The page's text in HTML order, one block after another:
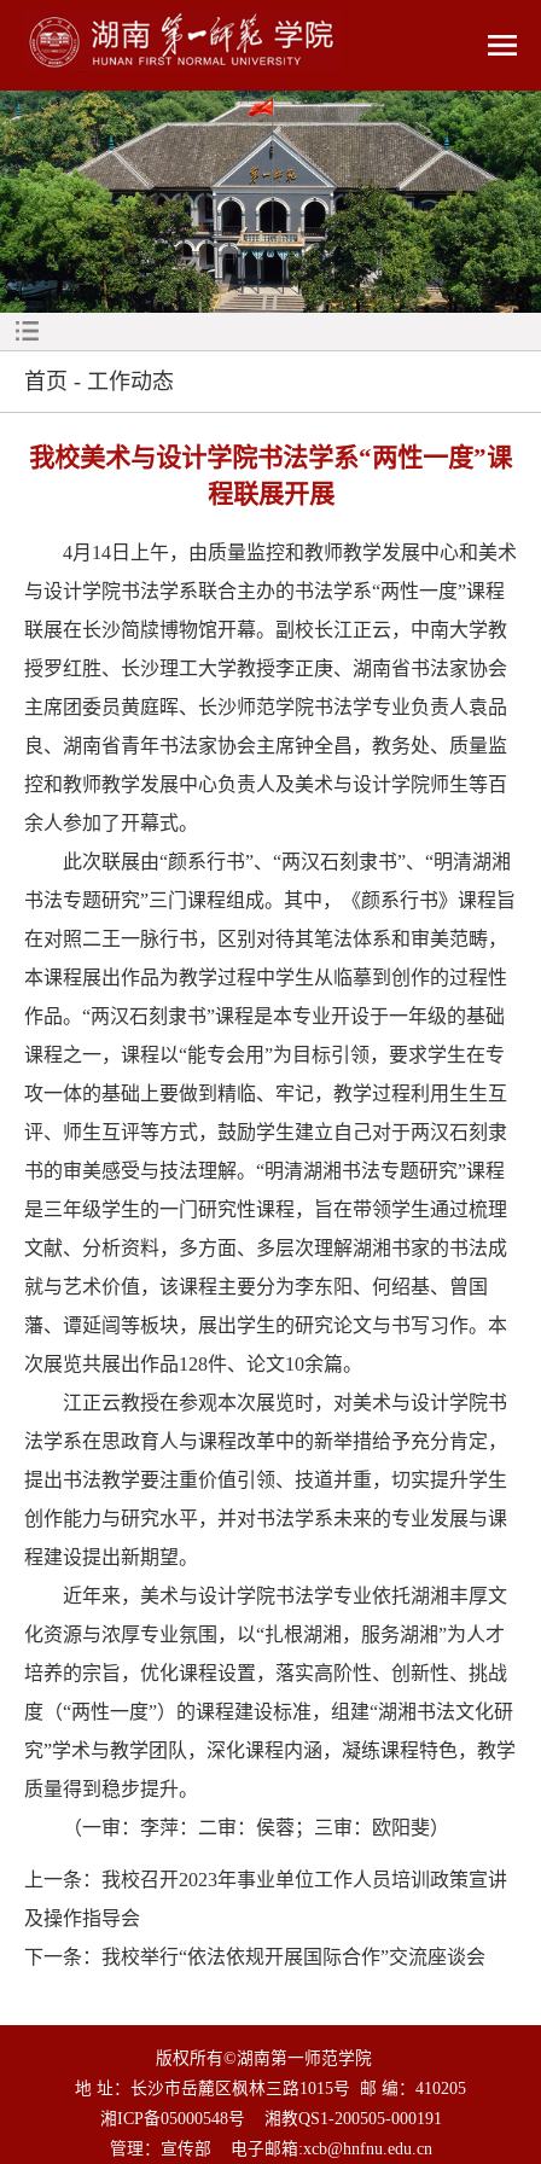
首页 - 工作动态
我校美术与设计学院书法学系“两性一度”课
程联展开展
4月14日上午，由质量监控和教师教学发展中心和美术
与设计学院书法学系联合主办的书法学系“两性一度”课程
联展在长沙简牍博物馆开幕。副校长江正云，中南大学教
授罗红胜、长沙理工大学教授李正庚、湖南省书法家协会
主席团委员黄庭晖、长沙师范学院书法学专业负责人袁品
良、湖南省青年书法家协会主席钟全昌，教务处、质量监
控和教师教学发展中心负责人及美术与设计学院师生等百
余人参加了开幕式。
此次联展由“颜系行书”、“两汉石刻隶书”、“明清湖湘
书法专题研究”三门课程组成。其中，《颜系行书》课程旨
在对照二王一脉行书，区别对待其笔法体系和审美范畴，
本课程展出作品为教学过程中学生从临摹到创作的过程性
作品。“两汉石刻隶书”课程是本专业开设于一年级的基础
课程之一，课程以“能专会用”为目标引领，要求学生在专
攻一体的基础上要做到精临、牢记，教学过程利用生生互
评、师生互评等方式，鼓励学生建立自己对于两汉石刻隶
书的审美感受与技法理解。“明清湖湘书法专题研究”课程
是三年级学生的一门研究性课程，旨在带领学生通过梳理
文献、分析资料，多方面、多层次理解湖湘书家的书法成
就与艺术价值，该课程主要分为李东阳、何绍基、曾国
藩、谭延闿等板块，展出学生的研究论文与书写习作。本
次展览共展出作品128件、论文10余篇。
江正云教授在参观本次展览时，对美术与设计学院书
法学系在思政育人与课程改革中的新举措给予充分肯定，
提出书法教学要注重价值引领、技道并重，切实提升学生
创作能力与研究水平，并对书法学系未来的专业发展与课
程建设提出新期望。
近年来，美术与设计学院书法学专业依托湖湘丰厚文
化资源与浓厚专业氛围，以“扎根湖湘，服务湖湘”为人才
培养的宗旨，优化课程设置，落实高阶性、创新性、挑战
度（“两性一度”）的课程建设标准，组建“湖湘书法文化研
究”学术与教学团队，深化课程内涵，凝练课程特色，教学
质量得到稳步提升。
（一审：李萍：二审：侯蓉；三审：欧阳斐）
上一条： 我校召开2023年事业单位工作人员培训政策宣讲
及操作指导会
下一条： 我校举行“依法依规开展国际合作”交流座谈会
版权所有©湖南第一师范学院
地 址：长沙市岳麓区枫林三路1015号 邮 编：410205
湘ICP备05000548号 湘教QS1-200505-000191
管理：宣传部
电子邮箱:xcb@hnfnu.edu.cn